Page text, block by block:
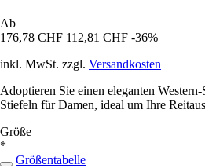
Ab
176,78 CHF 112,81 CHF -36%
inkl. MwSt. zzgl. Versandkosten
Adoptieren Sie einen eleganten
Stiefeln für Damen, ideal um Ihre
Größe
*
Größentabelle